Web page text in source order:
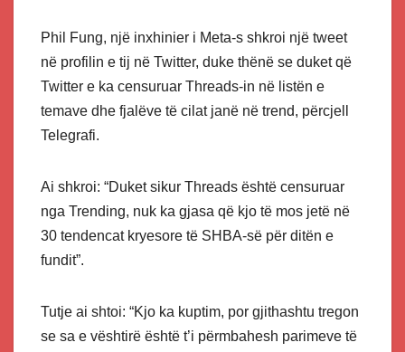
Phil Fung, një inxhinier i Meta-s shkroi një tweet
në profilin e tij në Twitter, duke thënë se duket që
Twitter e ka censuruar Threads-in në listën e
temave dhe fjalëve të cilat janë në trend, përcjell
Telegrafi.
Ai shkroi: “Duket sikur Threads është censuruar
nga Trending, nuk ka gjasa që kjo të mos jetë në
30 tendencat kryesore të SHBA-së për ditën e
fundit”.
Tutje ai shtoi: “Kjo ka kuptim, por gjithashtu tregon
se sa e vështirë është t’i përmbahesh parimeve të